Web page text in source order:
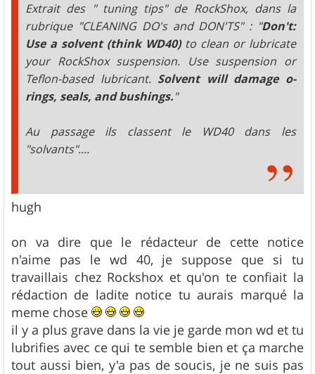
Extrait des " tuning tips" de RockShox, dans la
rubrique "CLEANING DO's and DON'TS" : "Don't:
Use a solvent (think WD40)to clean or lubricate
your RockShox suspension. Use suspension or
Teflon-based lubricant. Solvent will damage o-
rings, seals, and bushings."
Au passage ils classent le WD40 dans les
"solvants"....
hugh
on va dire que le rédacteur de cette notice
n'aime pas le wd 40, je suppose que si tu
travaillais chez Rockshox et qu'on te confiait la
rédaction de ladite notice tu aurais marqué la
meme chose
il y a plus grave dans la vie je garde mon wd et tu
lubrifies avec ce qui te semble bien et ça marche
tout aussi bien, y'a pas de soucis, je ne suis pas